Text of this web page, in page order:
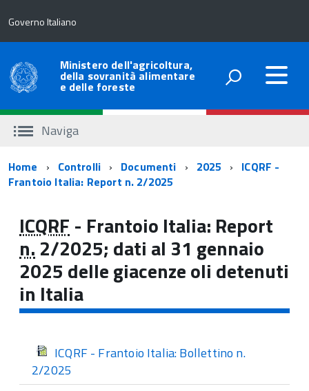
Governo Italiano
Ministero dell'agricoltura,
della sovranità alimentare
e delle foreste
Naviga
Percorso
di
navigazione
Home Controlli Documenti 2025
ICQRF -
Frantoio Italia: Report n. 2/2025
ICQRF - Frantoio Italia: Report
n. 2/2025; dati al 31 gennaio
2025 delle giacenze oli detenuti
in Italia
ICQRF - Frantoio Italia: Bollettino n.
2/2025